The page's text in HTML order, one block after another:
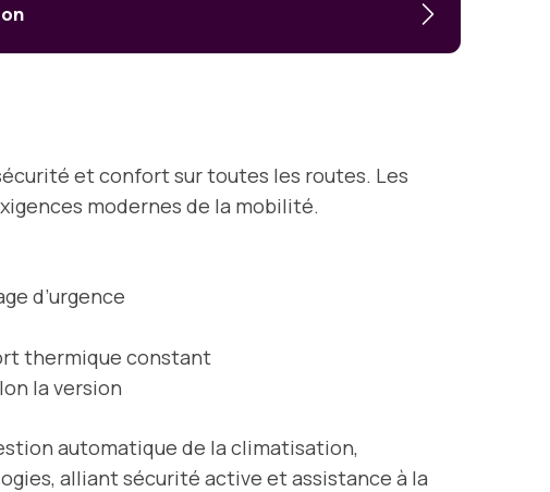
et confort sur toutes les routes. Les
modernes de la mobilité.
d’urgence
thermique constant
la version
automatique de la climatisation,
alliant sécurité active et assistance à la